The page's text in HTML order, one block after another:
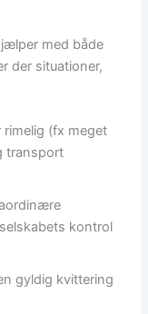
med både
der situationer,
rimelig (fx meget
transport
kontrol
gyldig kvittering